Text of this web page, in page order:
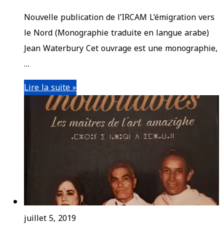
Nouvelle publication de l’IRCAM L’émigration vers
le Nord (Monographie traduite en langue arabe)
Jean Waterbury Cet ouvrage est une monographie,
…
Lire la suite »
juillet 5, 2019